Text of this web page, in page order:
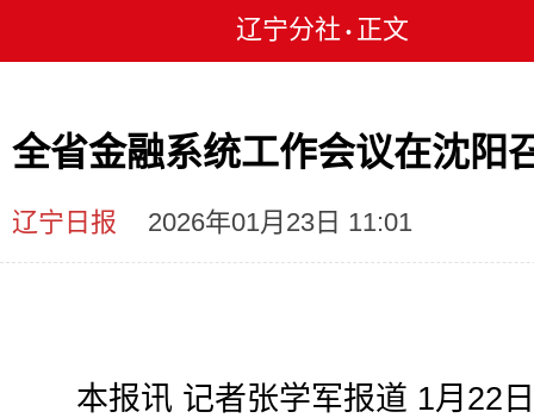
辽宁分社 • 正文
全省金融系统工作会议在沈阳
辽宁日报 2026年01月23日 11:01
本报讯 记者张学军报道 1月22